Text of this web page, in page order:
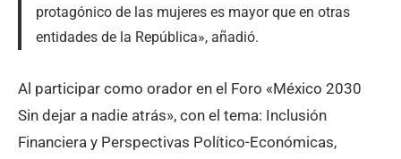
protagónico de las mujeres es mayor que en otras
entidades de la República», añadió.
Al participar como orador en el Foro «México 2030
Sin dejar a nadie atrás», con el tema: Inclusión
Financiera y Perspectivas Político-Económicas,